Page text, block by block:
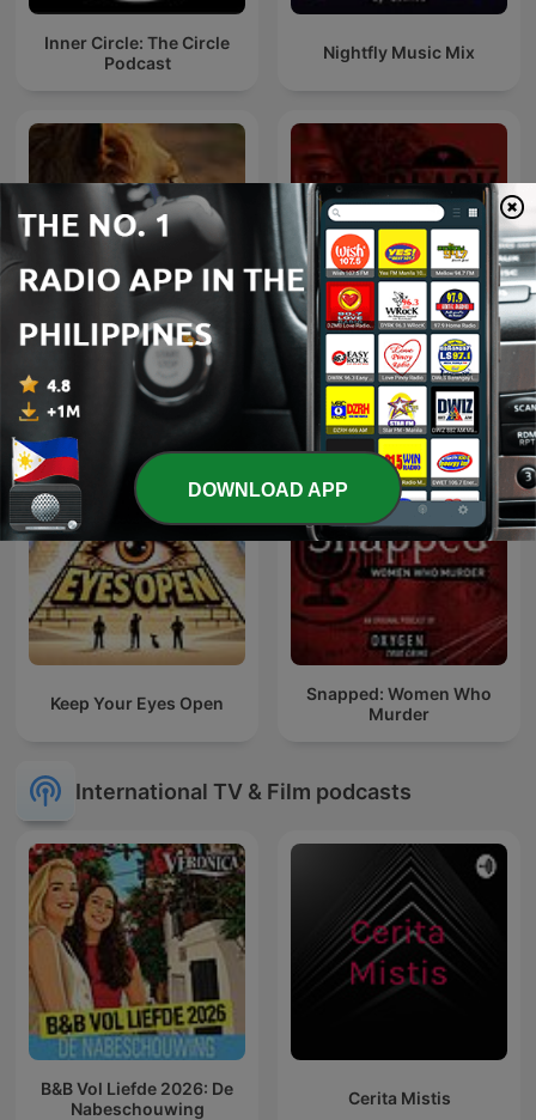
Inner Circle: The Circle
Podcast
Nightfly Music Mix
Felonious Phonk on
FuriousStylesRadio
Black Widow Podcast
Keep Your Eyes Open
Snapped: Women Who
Murder
International TV & Film podcasts
B&B Vol Liefde 2026: De
Nabeschouwing
Cerita Mistis
DOWNLOAD APP